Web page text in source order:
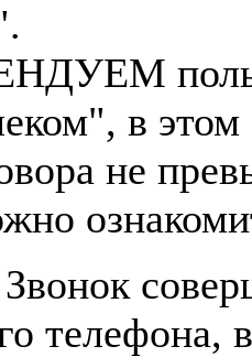
в этом
не
телефона,